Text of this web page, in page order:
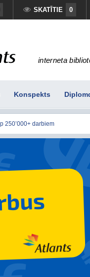
SKATĪTIE 0
interneta
Konspekts